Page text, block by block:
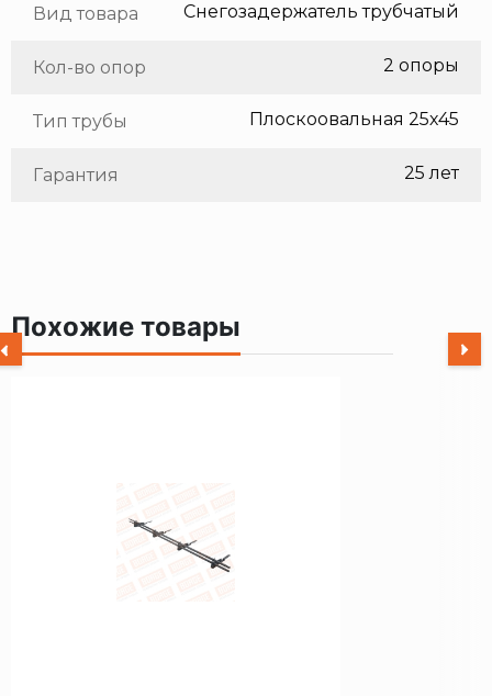
Вид товара Снегозадержатель трубчатый
Кол-во опор 2 опоры
Тип трубы Плоскоовальная 25х45
Гарантия 25 лет
Похожие товары